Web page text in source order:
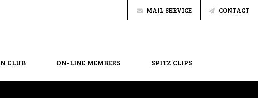
CLUB ON-LINE MEMBERS SPITZ CLIPS
MAIL SERVICE CONTACT